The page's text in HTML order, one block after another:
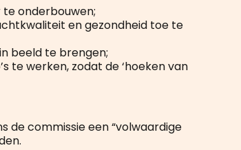
onderbouwen;
en gezondheid toe te
beeld te brengen;
te werken, zodat de ‘hoeken van
de commissie een “volwaardige